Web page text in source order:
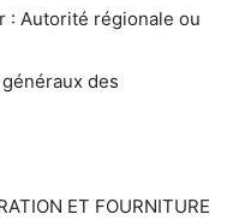
: Autorité régionale ou
des
ET FOURNITURE